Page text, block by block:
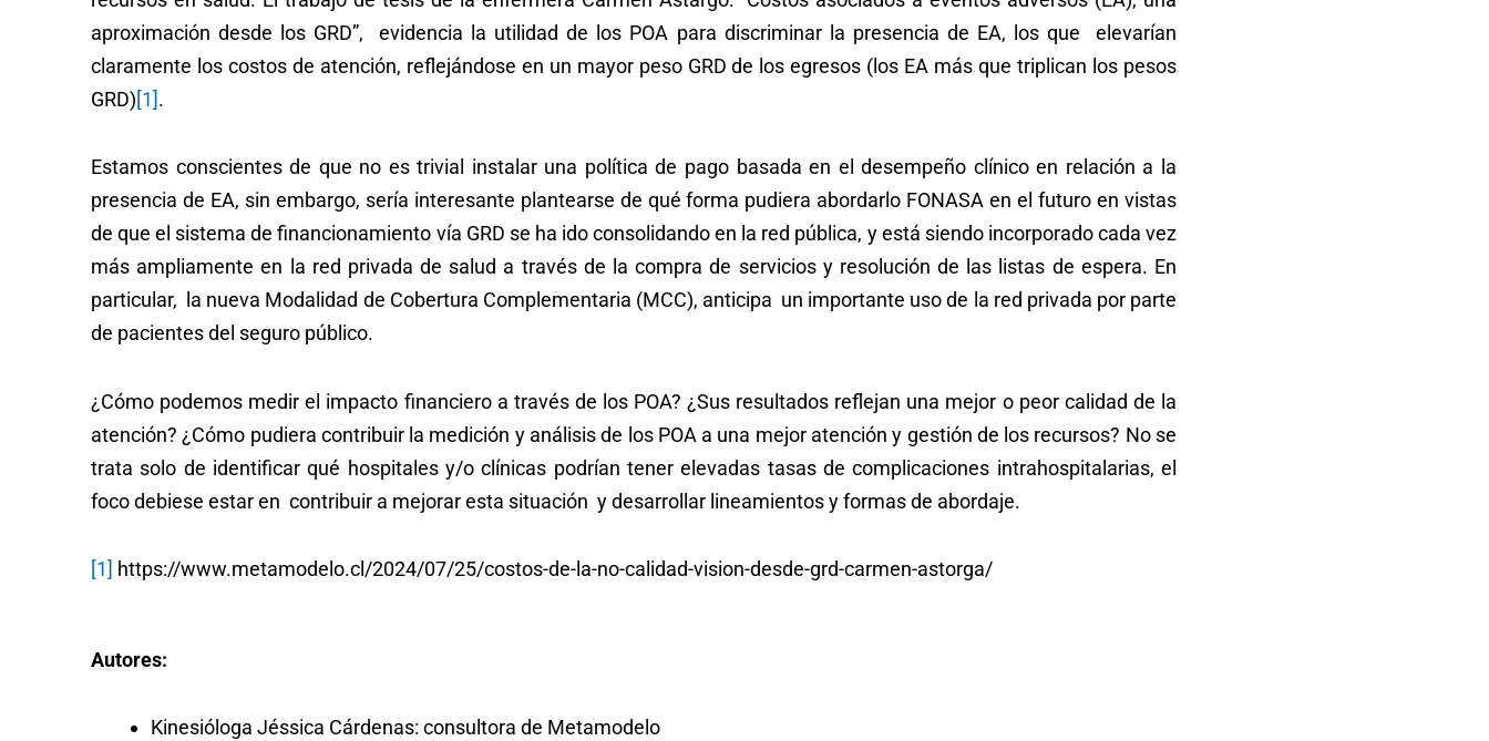
aproximación desde los GRD”, evidencia la utilidad de los POA para discriminar la presencia de EA, los que elevarían
claramente los costos de atención, reflejándose en un mayor peso GRD de los egresos (los EA más que triplican los pesos
GRD)[1].
Estamos conscientes de que no es trivial instalar una política de pago basada en el desempeño clínico en relación a la
presencia de EA, sin embargo, sería interesante plantearse de qué forma pudiera abordarlo FONASA en el futuro en vistas
de que el sistema de financionamiento vía GRD se ha ido consolidando en la red pública, y está siendo incorporado cada vez
más ampliamente en la red privada de salud a través de la compra de servicios y resolución de las listas de espera. En
particular, la nueva Modalidad de Cobertura Complementaria (MCC), anticipa un importante uso de la red privada por parte
de pacientes del seguro público.
¿Cómo podemos medir el impacto financiero a través de los POA? ¿Sus resultados reflejan una mejor o peor calidad de la
atención? ¿Cómo pudiera contribuir la medición y análisis de los POA a una mejor atención y gestión de los recursos? No se
trata solo de identificar qué hospitales y/o clínicas podrían tener elevadas tasas de complicaciones intrahospitalarias, el
foco debiese estar en contribuir a mejorar esta situación y desarrollar lineamientos y formas de abordaje.
[1] https://www.metamodelo.cl/2024/07/25/costos-de-la-no-calidad-vision-desde-grd-carmen-astorga/
Autores:
Kinesióloga Jéssica Cárdenas: consultora de Metamodelo